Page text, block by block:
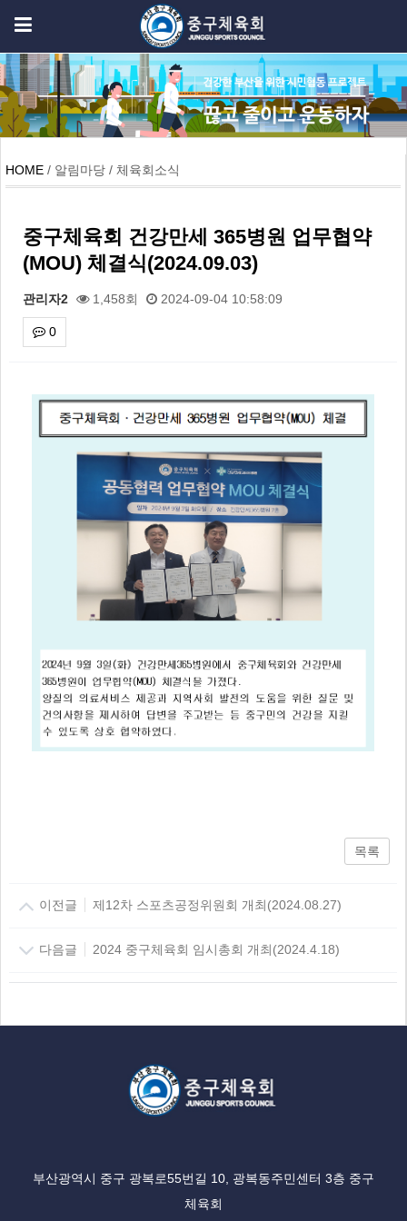
HOME / 알림마당 / 체육회소식
중구체육회 건강만세 365병원 업무협약
(MOU) 체결식(2024.09.03)
관리자2 1,458회 2024-09-04 10:58:09
0
목록
이전글 제12차 스포츠공정위원회 개최(2024.08.27)
다음글 2024 중구체육회 임시총회 개최(2024.4.18)
부산광역시 중구 광복로55번길 10, 광복동주민센터 3층 중구
체육회